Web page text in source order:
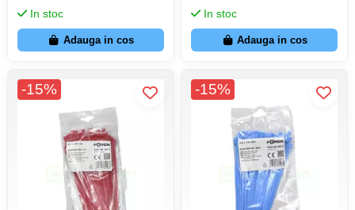
In stoc
Adauga in cos
In stoc
Adauga in cos
-15% -15%